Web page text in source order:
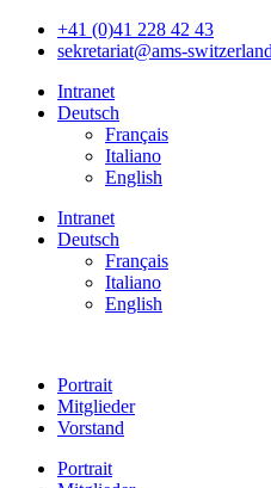
+41 (0)41 228 42 43
sekretariat@ams-
Intranet
Deutsch
Français
Italiano
English
Intranet
Deutsch
Français
Italiano
English
Portrait
Mitglieder
Vorstand
Portrait